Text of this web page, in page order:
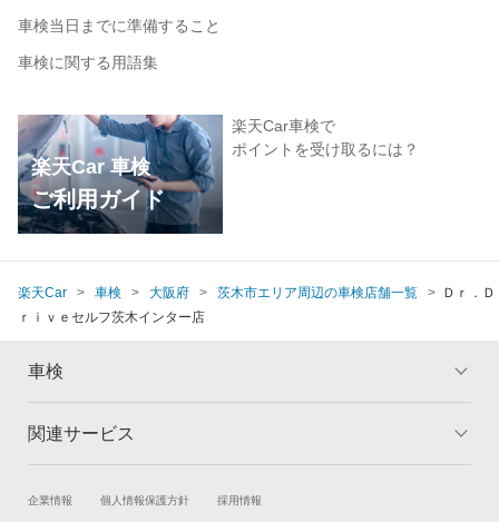
車検当日までに準備すること
車検に関する用語集
楽天Car 車検
ご利用ガイド
楽天Car車検で
ポイントを受け取るには？
楽天Car 車検 大阪府 茨木市エリア周辺の車検店舗一覧
Ｄｒ．Ｄ
ｒｉｖｅセルフ茨木インター店
車検
トップ
車検の基礎知識 キャンペーン一覧
関連サービス
試乗・商談 新車購入
企業情報 個人情報保護方針 採用情報